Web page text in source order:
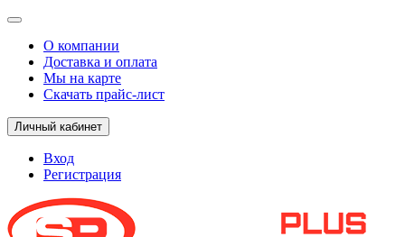
О компании
Доставка и оплата
Мы на карте
Скачать прайс-лист
Личный кабинет
Вход
Регистрация